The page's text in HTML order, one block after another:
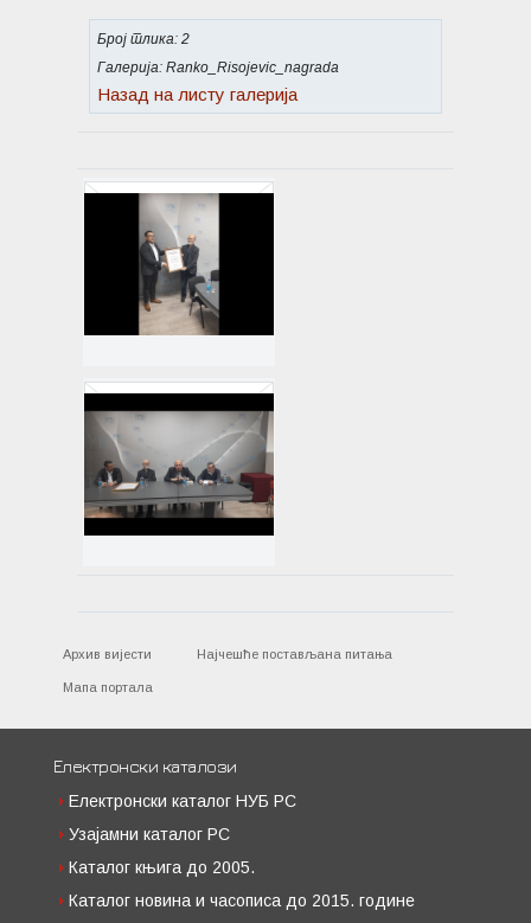
Број слика: 2
Галерија: Ranko_Risojevic_nagrada
Назад на листу галерија
Архив вијести Најчешће постављана питања
Мапа портала
Електронски каталози
Електронски каталог НУБ РС
Узајамни каталог РС
Каталог књига до 2005.
Каталог новина и часописа до 2015. године